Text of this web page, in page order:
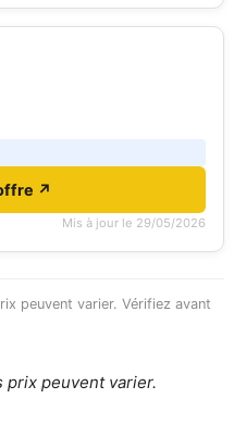
↗
Mis à jour le 29/05/2026
peuvent varier. Vérifiez avant
prix peuvent varier.